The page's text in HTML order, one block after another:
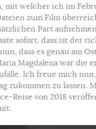
mit welcher ich im
zum Film
Part
sofort, dass ist der
dass es genau am
Magdalena war die
Ich freue mich
zukommen zu lassen.
Reise von 2018